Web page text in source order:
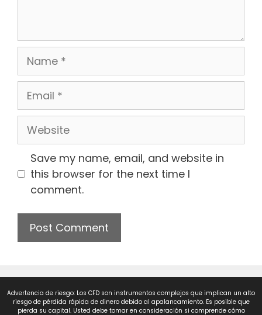
Save my name, email, and website in
this browser for the next time I
comment.
Advertencia de riesgo: Los CFD son instrumentos complejos que implican un alto
riesgo de pérdida rápida de dinero debido al apalancamiento. Es posible que
pierda su capital. Usted debe tomar en consideración si comprende cómo